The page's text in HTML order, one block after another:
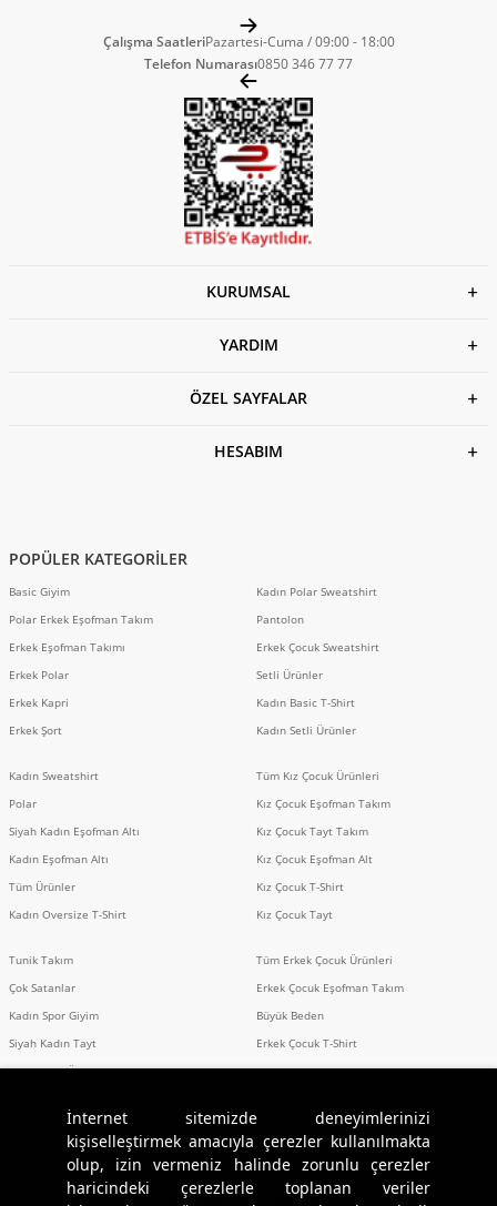
İnternet sitemizde deneyimlerinizi
kişiselleştirmek amacıyla çerezler kullanılmakta
olup, izin vermeniz halinde zorunlu çerezler
haricindeki çerezlerle toplanan veriler
Çalışma SaatleriPazartesi-Cuma / 09:00 - 18:00
Telefon Numarası0850 346 77 77
KURUMSAL
YARDIM
ÖZEL SAYFALAR
HESABIM
Sosyal Medya
POPÜLER KATEGORİLER
Basic Giyim
Polar Erkek Eşofman Takım
Erkek Eşofman Takımı
Erkek Polar
Erkek Kapri
Erkek Şort
Kadın Sweatshirt
Polar
Siyah Kadın Eşofman Altı
Kadın Eşofman Altı
Tüm Ürünler
Kadın Oversize T-Shirt
Tunik Takım
Çok Satanlar
Kadın Spor Giyim
Siyah Kadın Tayt
Erkek Setli Ürünler
Kadın Polar Sweatshirt
Pantolon
Erkek Çocuk Sweatshirt
Setli Ürünler
Kadın Basic T-Shirt
Kadın Setli Ürünler
Tüm Kız Çocuk Ürünleri
Kız Çocuk Eşofman Takım
Kız Çocuk Tayt Takım
Kız Çocuk Eşofman Alt
Kız Çocuk T-Shirt
Kız Çocuk Tayt
Tüm Erkek Çocuk Ürünleri
Erkek Çocuk Eşofman Takım
Büyük Beden
Erkek Çocuk T-Shirt